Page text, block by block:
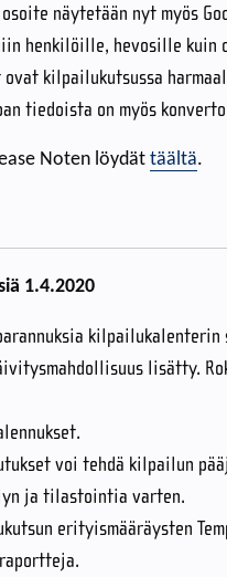
näytetään nyt myös
henkilöille, hevosille
ovat kilpailukutsussa
tiedoista on myös
Noten löydät täältä.
1.4.2020
kilpailukalenterin
lisätty.
voi tehdä kilpailun
ja tilastointia varten.
erityismääräysten